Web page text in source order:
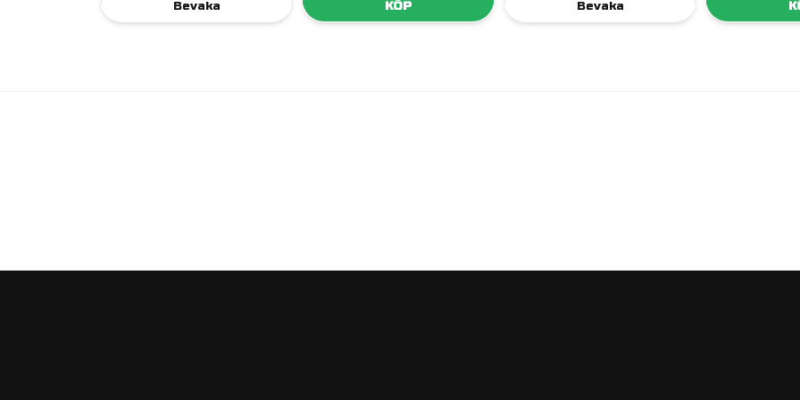
Bevaka KÖP Bevaka